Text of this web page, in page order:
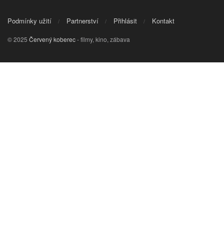
Podmínky užití Partnerství Přihlásit Kontakt
© 2025 Červený koberec- filmy, kino, zábava